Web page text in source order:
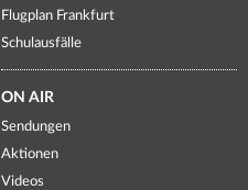
Flugplan Frankfurt
Schulausfälle
ON AIR
Sendungen
Aktionen
Videos